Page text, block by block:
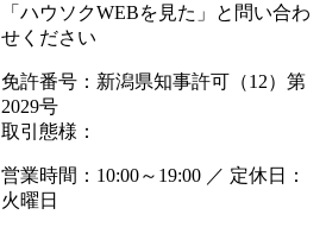
「ハウソクWEBを見た」と問い合わ
せください
免許番号：新潟県知事許可（12）第
2029号
取引態様：
営業時間：10:00～19:00 ／ 定休日：
火曜日